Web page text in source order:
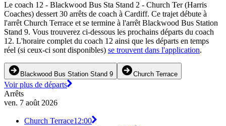
Le coach 12 - Blackwood Bus Sta Stand 2 - Church Ter (Harris
Coaches) dessert 30 arrêts de coach à Cardiff. Ce trajet débute à
l'arrêt Church Terrace et se termine à l'arrêt Blackwood Bus Station
Stand 9. Vous trouverez ci-dessous les prochains départs du coach
12. L'horaire complet du coach 12 ainsi que les départs en temps
réel (si ceux-ci sont disponibles) se trouvent dans l'application.
Blackwood Bus Station Stand 9 Church Terrace
Voir plus de départs
Arrêts
ven. 7 août 2026
Church Terrace12:00